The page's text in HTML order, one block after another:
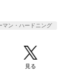
マン・ハードニング
見る